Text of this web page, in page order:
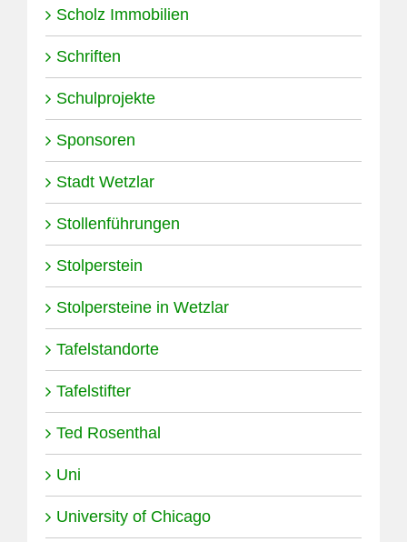
Scholz Immobilien
Schriften
Schulprojekte
Sponsoren
Stadt Wetzlar
Stollenführungen
Stolperstein
Stolpersteine in Wetzlar
Tafelstandorte
Tafelstifter
Ted Rosenthal
Uni
University of Chicago